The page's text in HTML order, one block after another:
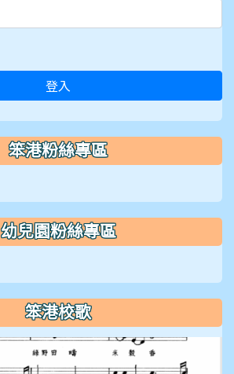
登入
笨港粉絲專區
幼兒園粉絲專區
笨港校歌